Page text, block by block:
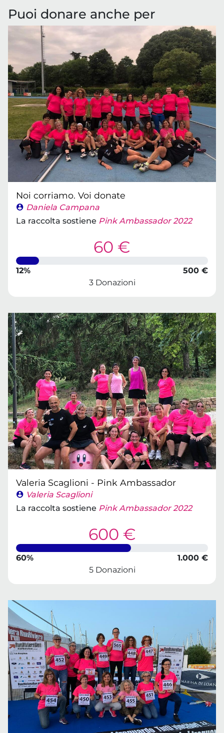
Puoi donare anche per
Noi corriamo. Voi donate
Daniela Campana
La raccolta sostiene Pink Ambassador 2022
60 €
12%
500 €
3 Donazioni
Valeria Scaglioni - Pink Ambassador
Valeria Scaglioni
La raccolta sostiene Pink Ambassador 2022
600 €
60%
1.000 €
5 Donazioni